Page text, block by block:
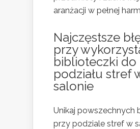
aranżacji w pełnej
Najczęstsze
przy
biblioteczki do
podziału stref
salonie
Unikaj powszechnych
przy podziale stref w